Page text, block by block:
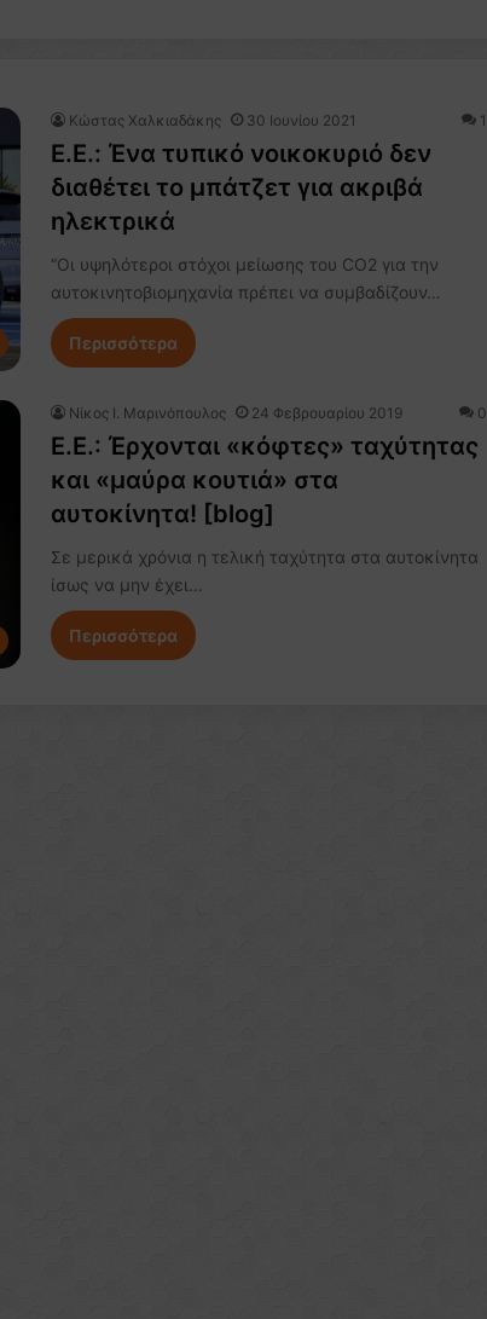
Κώστας Χαλκιαδάκης 30 Ιουνίου 2021 1
E.E.: Ένα τυπικό νοικοκυριό δεν
διαθέτει το μπάτζετ για ακριβά
ηλεκτρικά
“Οι υψηλότεροι στόχοι μείωσης του CO2 για την
αυτοκινητοβιομηχανία πρέπει να συμβαδίζουν…
Περισσότερα
Nίκος Ι. Mαρινόπουλος 24 Φεβρουαρίου 2019 0
Ε.Ε.: Έρχονται «κόφτες» ταχύτητας
και «μαύρα κουτιά» στα
αυτοκίνητα! [blog]
Σε μερικά χρόνια η τελική ταχύτητα στα αυτοκίνητα
ίσως να μην έχει…
Περισσότερα